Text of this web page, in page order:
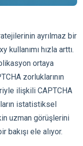
ayrılmaz bir
hızla arttı.
ortaya
zorluklarının
ilişkili CAPTCHA
istatistiksel
uzman görüşlerini
ele alıyor.